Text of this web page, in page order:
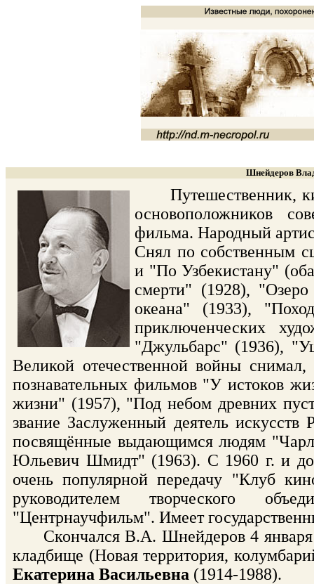
Шнейдеров
Путешественник,
основоположников
фильма. Народный
Снял по собственным
и "По Узбекистану"
смерти" (1928),
океана" (1933),
приключенческих
"Джульбарс" (1936),
Великой отечественной войны
познавательных фильмов "У истоков
жизни" (1957), "Под небом древних
звание Заслуженный деятель
посвящённые выдающимся людям
Юльевич Шмидт" (1963). С 1960 г. и до
очень популярной передачу "Клуб
руководителем творческого
"Центрнаучфильм". Имеет
Скончался В.А. Шнейдеров 4 января
кладбище (Новая территория,
Екатерина Васильевна (1914-1988).